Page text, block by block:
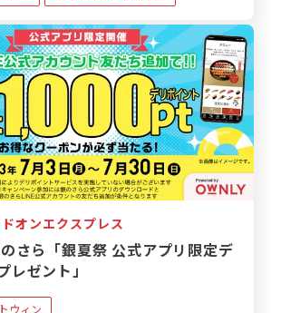
オンエクスプレス
さら「銀夏祭 公式アプリ限定デ
レゼント」
ウィン